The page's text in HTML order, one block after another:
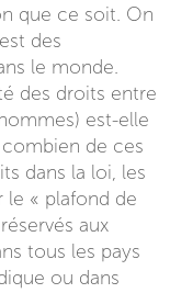
que ce soit. On
des
le monde.
des droits entre
est-elle
de ces
dans la loi, les
le « plafond de
aux
tous les pays
ou dans